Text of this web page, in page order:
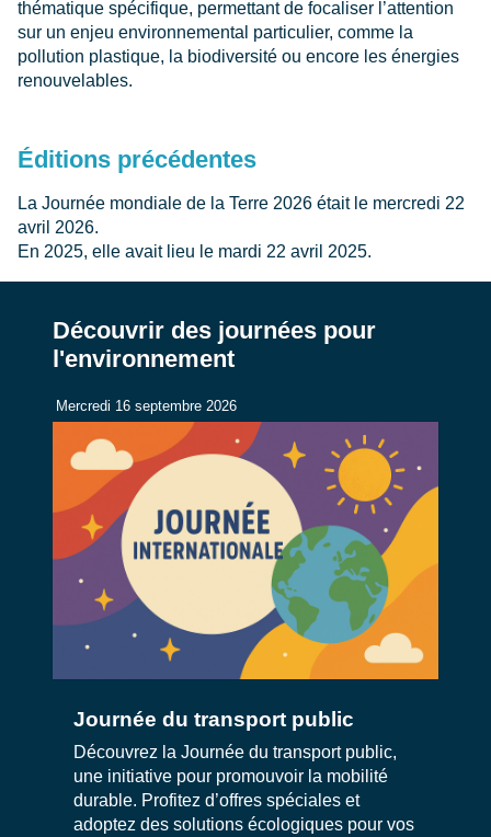
thématique spécifique, permettant de focaliser l’attention
sur un enjeu environnemental particulier, comme la
pollution plastique, la biodiversité ou encore les énergies
renouvelables.
Éditions précédentes
La Journée mondiale de la Terre 2026 était le mercredi 22
avril 2026.
En 2025, elle avait lieu le mardi 22 avril 2025.
Découvrir des journées pour
l'environnement
Mercredi 16 septembre 2026
Journée du transport public
Découvrez la Journée du transport public,
une initiative pour promouvoir la mobilité
durable. Profitez d’offres spéciales et
adoptez des solutions écologiques pour vos